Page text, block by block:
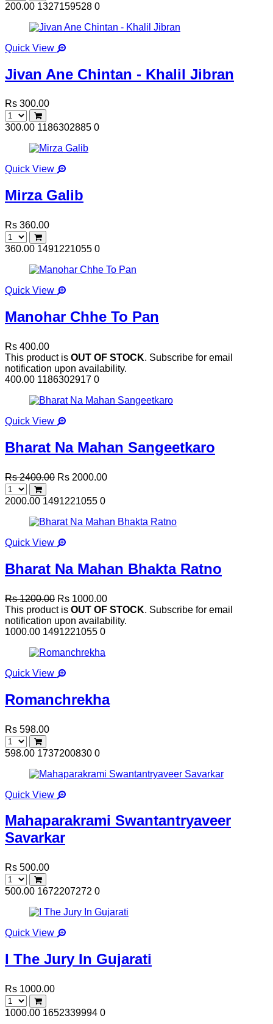
200.00 1327159528 0
Quick View
Jivan Ane Chintan - Khalil Jibran
Rs 300.00
300.00 1186302885 0
Quick View
Mirza Galib
Rs 360.00
360.00 1491221055 0
Quick View
Manohar Chhe To Pan
Rs 400.00
This product is OUT OF STOCK. Subscribe for email
notification upon availability.
400.00 1186302917 0
Quick View
Bharat Na Mahan Sangeetkaro
Rs 2400.00 Rs 2000.00
2000.00 1491221055 0
Quick View
Bharat Na Mahan Bhakta Ratno
Rs 1200.00 Rs 1000.00
This product is OUT OF STOCK. Subscribe for email
notification upon availability.
1000.00 1491221055 0
Quick View
Romanchrekha
Rs 598.00
598.00 1737200830 0
Quick View
Mahaparakrami Swantantryaveer
Savarkar
Rs 500.00
500.00 1672207272 0
Quick View
I The Jury In Gujarati
Rs 1000.00
1000.00 1652339994 0